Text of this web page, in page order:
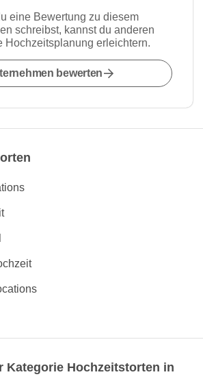
eine Bewertung zu diesem
schreibst, kannst du anderen
Hochzeitsplanung erleichtern.
bewerten
Kategorie Hochzeitstorten in